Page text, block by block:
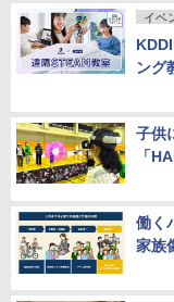
イベ
ング
子供
「
働く
家族